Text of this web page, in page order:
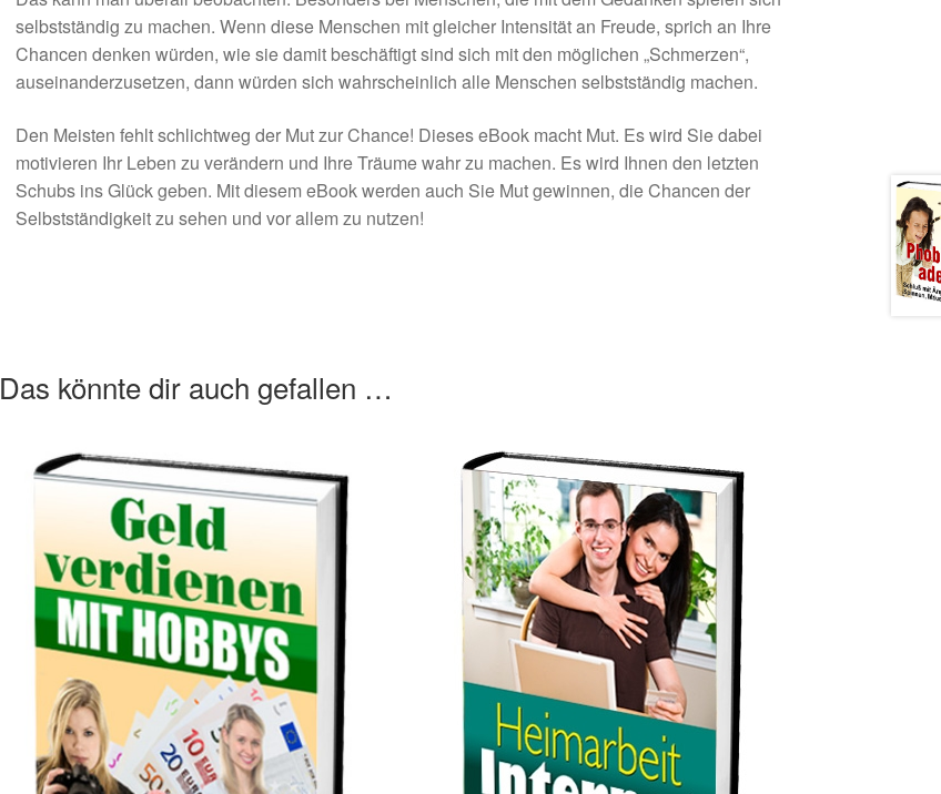
selbstständig zu machen. Wenn diese Menschen mit gleicher Intensität an Freude, sprich an Ihre
Chancen denken würden, wie sie damit beschäftigt sind sich mit den möglichen „Schmerzen“,
auseinanderzusetzen, dann würden sich wahrscheinlich alle Menschen selbstständig machen.
Den Meisten fehlt schlichtweg der Mut zur Chance! Dieses eBook macht Mut. Es wird Sie dabei
motivieren Ihr Leben zu verändern und Ihre Träume wahr zu machen. Es wird Ihnen den letzten
Schubs ins Glück geben. Mit diesem eBook werden auch Sie Mut gewinnen, die Chancen der
Selbstständigkeit zu sehen und vor allem zu nutzen!
Das könnte dir auch gefallen …